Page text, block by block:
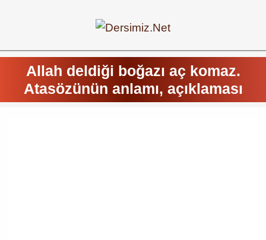
Allah deldiği boğazı aç komaz.
Atasözünün anlamı, açıklaması